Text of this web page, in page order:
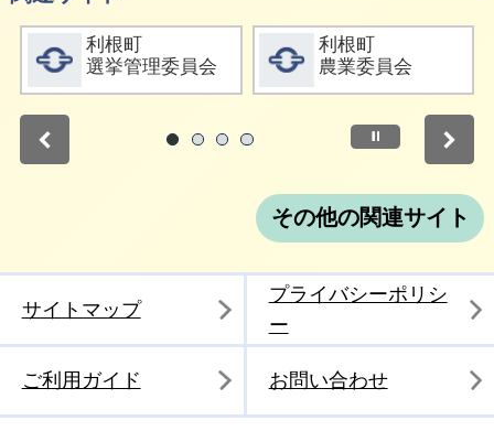
詳細をみる
利根町
選挙管理委員会
詳細をみる
利根町
農業委員会
停止
その他の関連サイト
サイトマップ
プライバシーポリシ
ー
ご利用ガイド お問い合わせ